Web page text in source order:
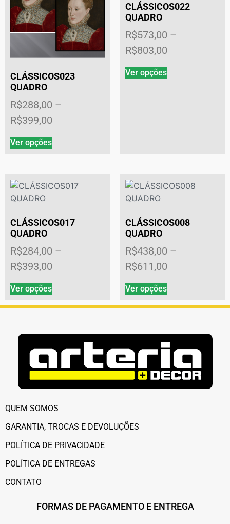
CLÁSSICOS023
QUADRO
R$288,00 –
R$399,00
Ver opções
CLÁSSICOS022
QUADRO
R$573,00 –
R$803,00
Ver opções
CLÁSSICOS017
QUADRO
R$284,00 –
R$393,00
Ver opções
CLÁSSICOS008
QUADRO
R$438,00 –
R$611,00
Ver opções
QUEM SOMOS
GARANTIA, TROCAS E DEVOLUÇÕES
POLÍTICA DE PRIVACIDADE
POLÍTICA DE ENTREGAS
CONTATO
FORMAS DE PAGAMENTO E ENTREGA